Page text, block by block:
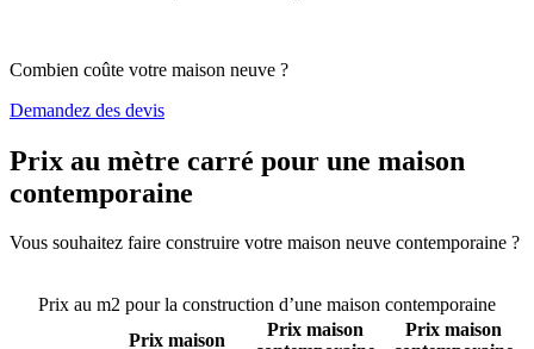
Combien coûte votre maison neuve ?
Demandez des devis
Prix au mètre carré pour une maison
contemporaine
Vous souhaitez faire construire votre maison neuve contemporaine ?
Prix au m2 pour la construction d’une maison contemporaine
Prix maison
Prix maison
Prix maison